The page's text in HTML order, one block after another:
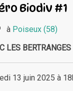
Biodiv #1
à Poiseux (58)
LES BERTRANGES
13 juin 2025 à